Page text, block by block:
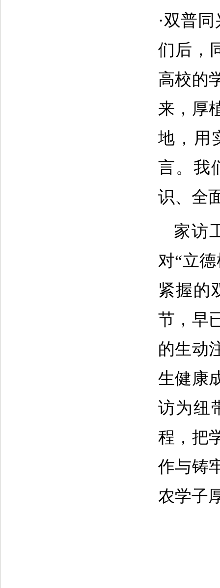
·双普
们后，
高校的
来，厚
地，用
言。我
识、全
家访
对“立
紧握的
节，早
的生动
生健康
访为纽
程，把
作与铸
农学子